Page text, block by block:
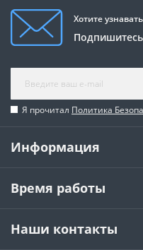
Хотите
Я прочитал Политика
Информация
Время работы
Наши контакты